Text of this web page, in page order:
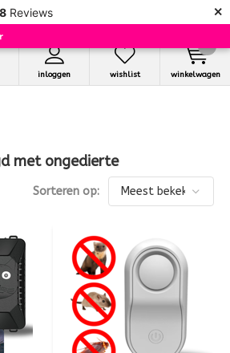
Reviews ×
inloggen wishlist winkelwagen
met ongedierte
Sorteren op: